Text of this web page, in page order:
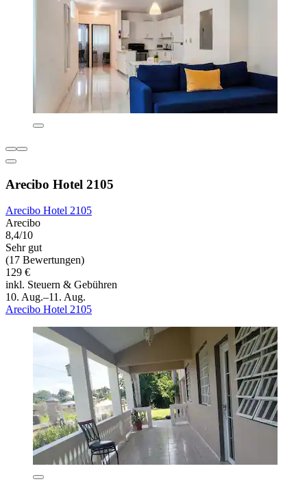
Arecibo Hotel 2105
Arecibo Hotel 2105
Arecibo
8,4/10
Sehr gut
(17 Bewertungen)
129 €
inkl. Steuern & Gebühren
10. Aug.–11. Aug.
Arecibo Hotel 2105